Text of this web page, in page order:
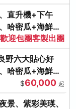
直升機+下午
哈密瓜+海鮮和
歡迎包團客製出團
野六大貼心好
哈密瓜+海鮮和
$60,000 起
景、紫彩美瑛、